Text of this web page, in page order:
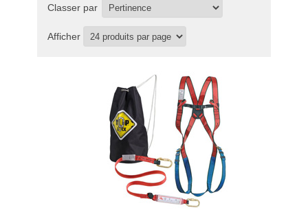
Classer par
Afficher